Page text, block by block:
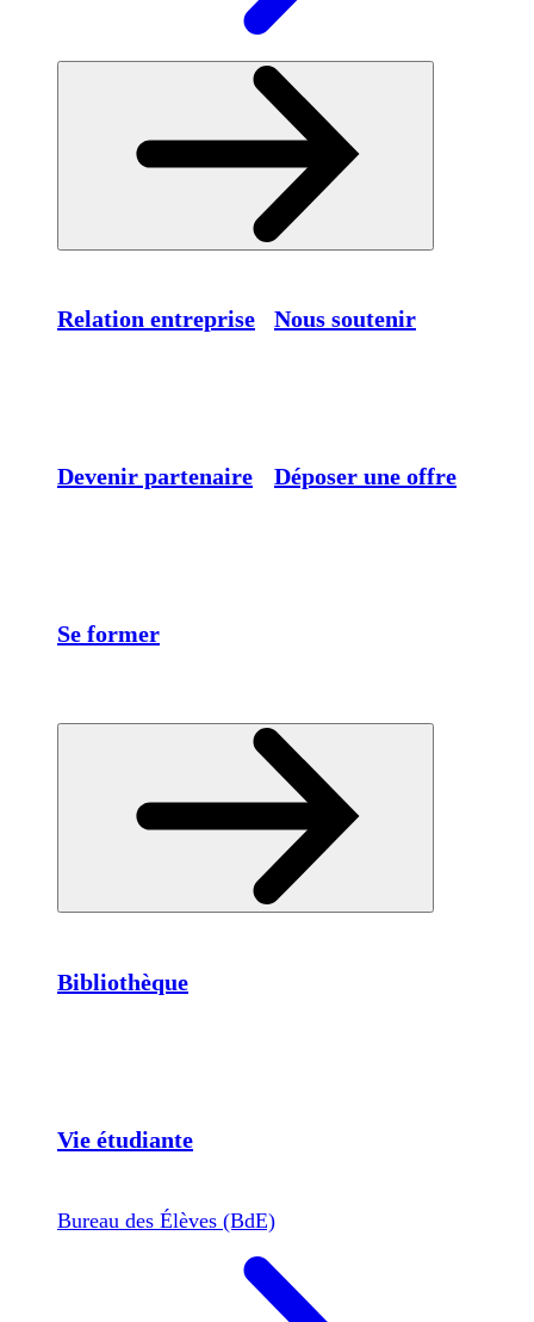
Relation entreprise Nous soutenir
Devenir partenaire Déposer une offre
Se former
Bibliothèque
Vie étudiante
Bureau des Élèves (BdE)